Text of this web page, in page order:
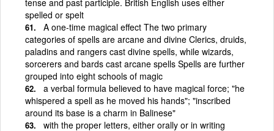
spelled or spelt
A one-time magical effect The two primary
categories of spells are arcane and divine Clerics, druids,
paladins and rangers cast divine spells, while wizards,
sorcerers and bards cast arcane spells Spells are further
grouped into eight schools of magic
a verbal formula believed to have magical force; "he
whispered a spell as he moved his hands"; "inscribed
around its base is a charm in Balinese"
with the proper letters, either orally or in writing